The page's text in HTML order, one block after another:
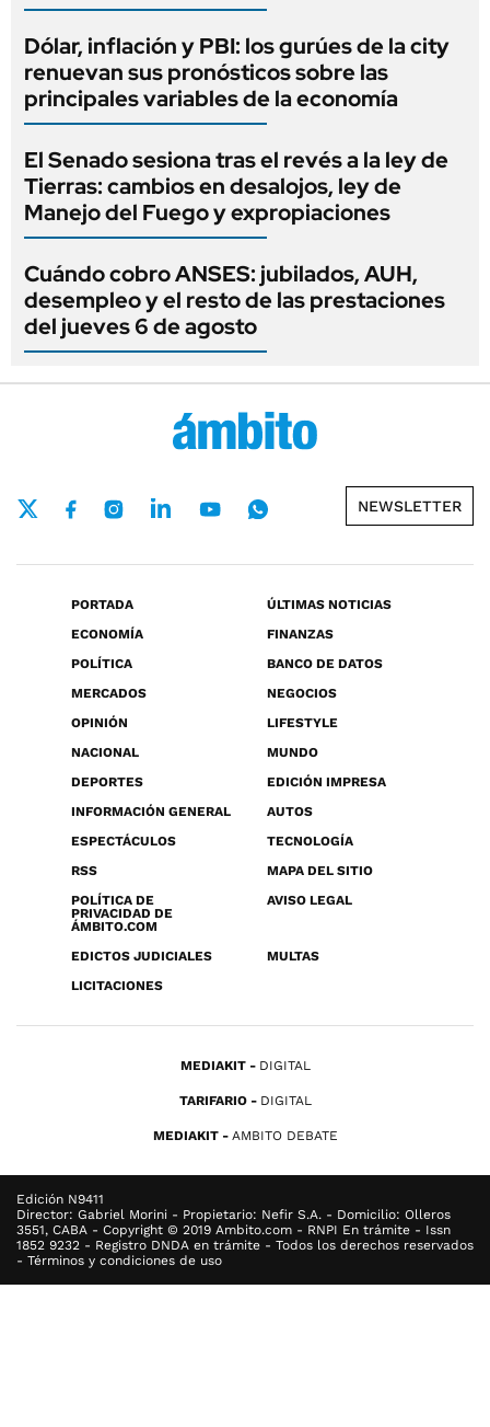
Dólar, inflación y PBI: los gurúes de la city
renuevan sus pronósticos sobre las
principales variables de la economía
El Senado sesiona tras el revés a la ley de
Tierras: cambios en desalojos, ley de
Manejo del Fuego y expropiaciones
Cuándo cobro ANSES: jubilados, AUH,
desempleo y el resto de las prestaciones
del jueves 6 de agosto
NEWSLETTER
PORTADA
ÚLTIMAS NOTICIAS
ECONOMÍA
FINANZAS
POLÍTICA
BANCO DE DATOS
MERCADOS
NEGOCIOS
OPINIÓN
LIFESTYLE
NACIONAL
MUNDO
DEPORTES
EDICIÓN IMPRESA
INFORMACIÓN GENERAL
AUTOS
ESPECTÁCULOS
TECNOLOGÍA
RSS
MAPA DEL SITIO
POLÍTICA DE
PRIVACIDAD DE
ÁMBITO.COM
AVISO LEGAL
EDICTOS JUDICIALES
MULTAS
LICITACIONES
MEDIAKIT DIGITAL
TARIFARIO DIGITAL
MEDIAKIT AMBITO DEBATE
Edición N9411
Director: Gabriel Morini - Propietario: Nefir S.A. - Domicilio: Olleros
3551, CABA - Copyright © 2019 Ambito.com - RNPI En trámite - Issn
1852 9232 - Registro DNDA en trámite - Todos los derechos reservados
- Términos y condiciones de uso